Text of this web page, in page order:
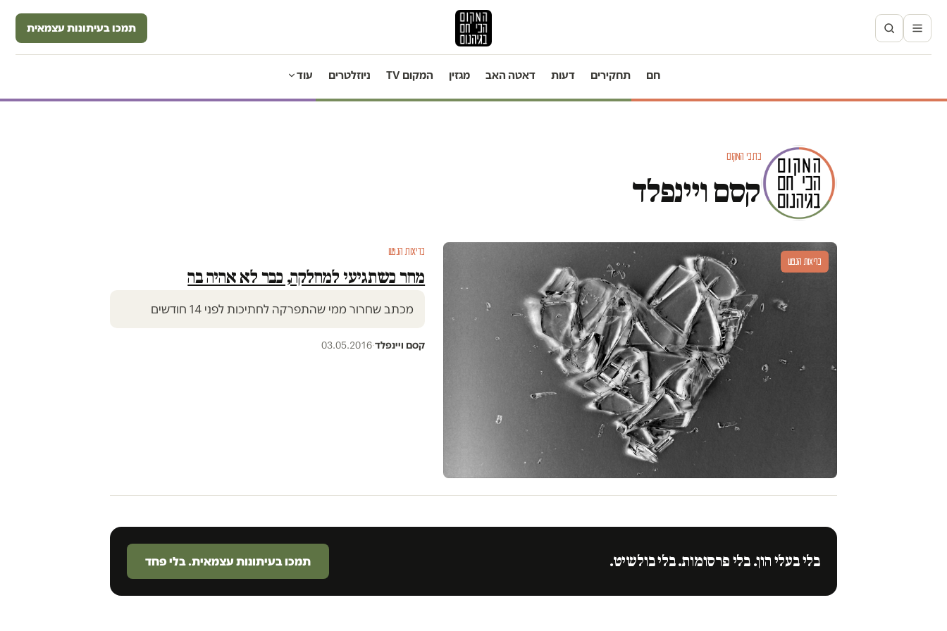
תמכו בעיתונות עצמאית
חם תחקירים דעות דאטה האב מגזין המקום TV ניוזלטרים עוד
כתבי המקום
קסם ויינפלד
בריאות הנפש
בריאות הנפש
מחר כשתגיעי למחלקה, כבר לא אהיה בה
מכתב שחרור ממי שהתפרקה לחתיכות לפני 14 חודשים
קסם ויינפלד·
03.05.2016
בלי בעלי הון. בלי פרסומות. בלי בולשיט. תמכו בעיתונות עצמאית. בלי פחד